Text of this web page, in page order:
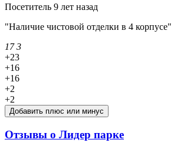
Посетитель 9 лет назад
"Наличие чистовой отделки в 4 корпусе"
17 3
+23
+16
+16
+2
+2
Добавить плюс или минус
Отзывы о Лидер парке